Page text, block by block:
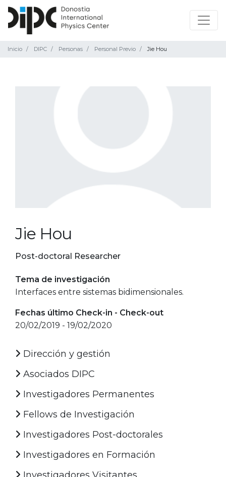
Inicio DIPC Personas Personal Previo Jie Hou
Jie Hou
Post-doctoral Researcher
Tema de investigación
Interfaces entre sistemas bidimensionales.
Fechas último Check-in - Check-out
20/02/2019 - 19/02/2020
Dirección y gestión
Asociados DIPC
Investigadores Permanentes
Fellows de Investigación
Investigadores Post-doctorales
Investigadores en Formación